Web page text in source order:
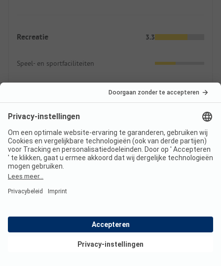
Recreatie 3.3
Speel- en sportfaciliteiten
Zwemmen 2.5
Zwemmen in natuurwater
Zwembaden
Bekijk deals